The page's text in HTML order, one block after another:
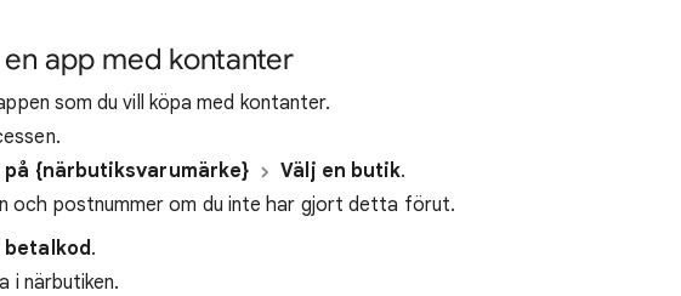
app med kontanter
som du vill köpa med kontanter.
på {närbutiksvarumärke} Välj en butik.
och postnummer om du inte har gjort detta förut.
betalkod.
i närbutiken.